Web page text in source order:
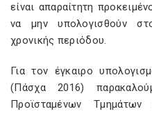
είναι απαραίτητη
να μην υπολογισθούν
χρονικής περιόδου.
Για τον έγκαιρο
(Πάσχα 2016)
Προϊσταμένων